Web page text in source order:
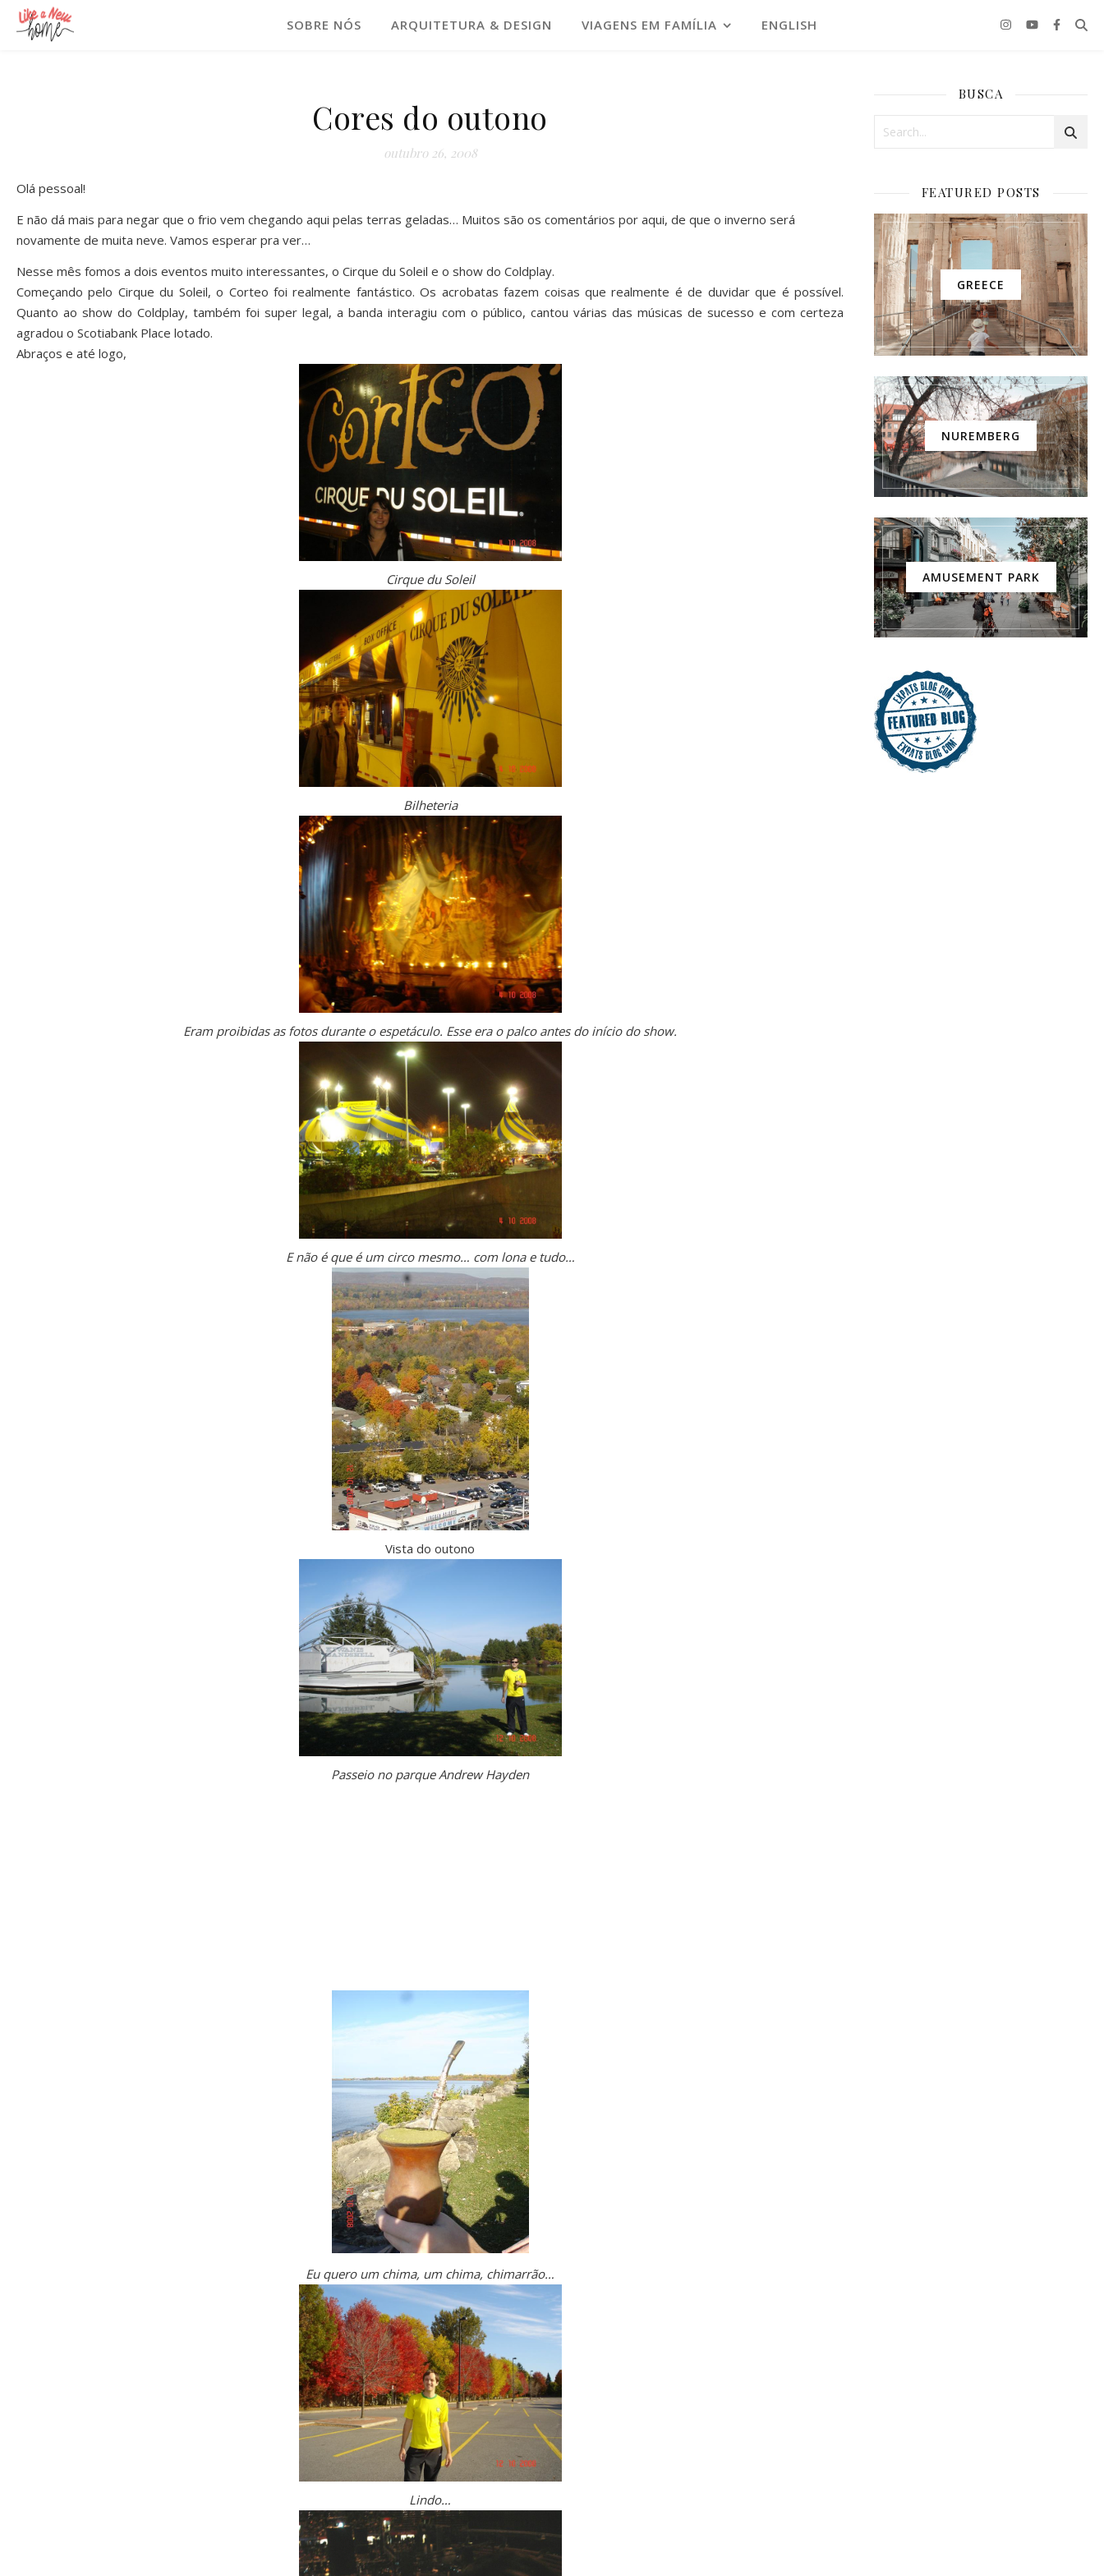
SOBRE NÓS ARQUITETURA & DESIGN VIAGENS EM FAMÍLIA ENGLISH
Cores do outono
outubro 26, 2008
Olá pessoal!
E não dá mais para negar que o frio vem chegando aqui pelas terras geladas… Muitos são os comentários por aqui, de que o inverno será
novamente de muita neve. Vamos esperar pra ver…
Nesse mês fomos a dois eventos muito interessantes, o Cirque du Soleil e o show do Coldplay.
Começando pelo Cirque du Soleil, o Corteo foi realmente fantástico. Os acrobatas fazem coisas que realmente é de duvidar que é possível.
Quanto ao show do Coldplay, também foi super legal, a banda interagiu com o público, cantou várias das músicas de sucesso e com certeza
agradou o Scotiabank Place lotado.
Abraços e até logo,
Cirque du Soleil
Bilheteria
Eram proibidas as fotos durante o espetáculo. Esse era o palco antes do início do show.
E não é que é um circo mesmo… com lona e tudo…
Vista do outono
Passeio no parque Andrew Hayden
Eu quero um chima, um chima, chimarrão…
Lindo…
BUSCA
FEATURED POSTS
GREECE
NUREMBERG
AMUSEMENT PARK